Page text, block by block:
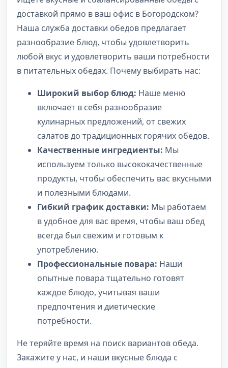
доставкой прямо в ваш офис в Богородском?
Наша служба доставки обедов предлагает
разнообразие блюд, чтобы удовлетворить
любой вкус и удовлетворить ваши потребности
в питательных обедах. Почему выбирать нас:
Широкий выбор блюд: Наше меню
включает в себя разнообразие
кулинарных предложений, от свежих
салатов до традиционных горячих обедов.
Качественные ингредиенты: Мы
используем только высококачественные
продукты, чтобы обеспечить вас вкусными
и полезными блюдами.
Гибкий график доставки: Мы работаем
в удобное для вас время, чтобы ваш обед
всегда был свежим и готовым к
употреблению.
Профессиональные повара: Наши
опытные повара тщательно готовят
каждое блюдо, учитывая ваши
предпочтения и диетические
потребности.
Не теряйте время на поиск вариантов обеда.
Закажите у нас, и наши вкусные блюда с